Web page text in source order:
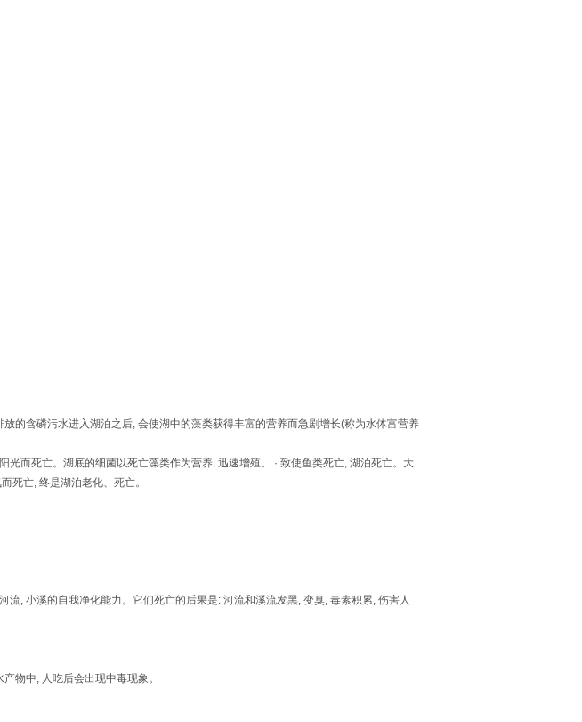
的含磷污水进入湖泊之后, 会使湖中的藻类获得丰富的营养而急剧增长(称为水体富营养
而死亡。湖底的细菌以死亡藻类作为营养, 迅速增殖。 · 致使鱼类死亡, 湖泊死亡。大
死亡, 终是湖泊老化、死亡。
, 小溪的自我净化能力。它们死亡的后果是: 河流和溪流发黑, 变臭, 毒素积累, 伤害人
物中, 人吃后会出现中毒现象。